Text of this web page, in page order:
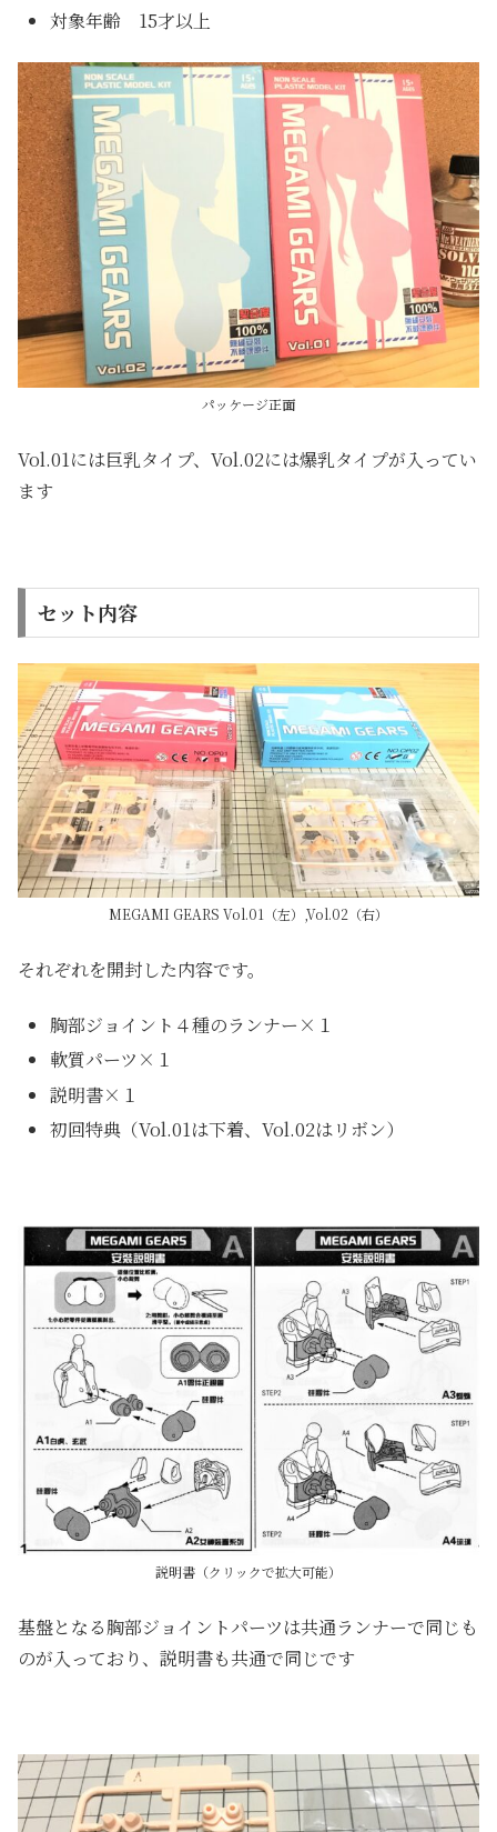
対象年齢 15才以上
パッケージ正面
Vol.01には巨乳タイプ、Vol.02には爆乳タイプが入ってい
ます
セット内容
MEGAMI GEARS Vol.01（左）,Vol.02（右）
それぞれを開封した内容です。
胸部ジョイント４種のランナー×１
軟質パーツ×１
説明書×１
初回特典（Vol.01は下着、Vol.02はリボン）
説明書（クリックで拡大可能）
基盤となる胸部ジョイントパーツは共通ランナーで同じも
のが入っており、説明書も共通で同じです